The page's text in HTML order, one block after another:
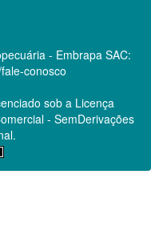
- Embrapa SAC:
conosco
sob a Licença
- SemDerivações